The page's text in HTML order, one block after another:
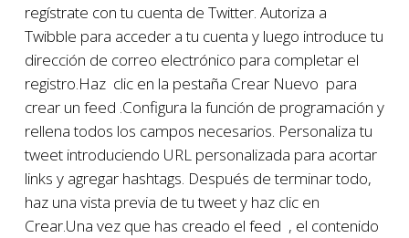
regístrate con tu cuenta de Twitter. Autoriza a
Twibble para acceder a tu cuenta y luego introduce tu
dirección de correo electrónico para completar el
registro.Haz clic en la pestaña Crear Nuevo para
crear un feed .Configura la función de programación y
rellena todos los campos necesarios. Personaliza tu
tweet introduciendo URL personalizada para acortar
links y agregar hashtags. Después de terminar todo,
haz una vista previa de tu tweet y haz clic en
Crear.Una vez que has creado el feed , el contenido